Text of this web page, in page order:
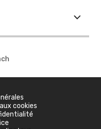
cookies